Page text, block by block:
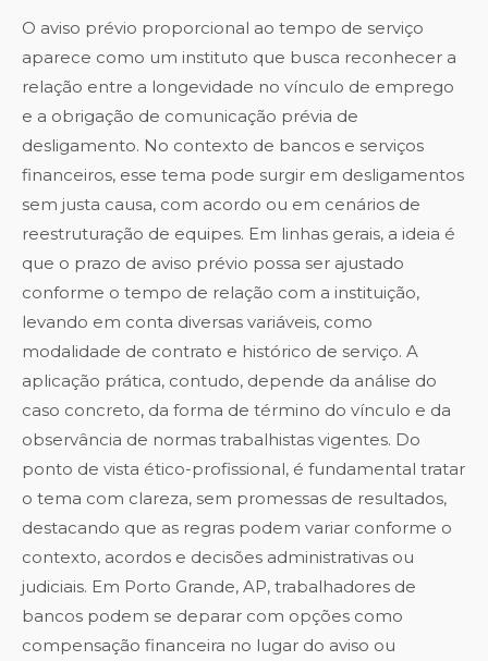
O aviso prévio proporcional ao tempo de serviço
aparece como um instituto que busca reconhecer a
relação entre a longevidade no vínculo de emprego
e a obrigação de comunicação prévia de
desligamento. No contexto de bancos e serviços
financeiros, esse tema pode surgir em desligamentos
sem justa causa, com acordo ou em cenários de
reestruturação de equipes. Em linhas gerais, a ideia é
que o prazo de aviso prévio possa ser ajustado
conforme o tempo de relação com a instituição,
levando em conta diversas variáveis, como
modalidade de contrato e histórico de serviço. A
aplicação prática, contudo, depende da análise do
caso concreto, da forma de término do vínculo e da
observância de normas trabalhistas vigentes. Do
ponto de vista ético-profissional, é fundamental tratar
o tema com clareza, sem promessas de resultados,
destacando que as regras podem variar conforme o
contexto, acordos e decisões administrativas ou
judiciais. Em Porto Grande, AP, trabalhadores de
bancos podem se deparar com opções como
compensação financeira no lugar do aviso ou